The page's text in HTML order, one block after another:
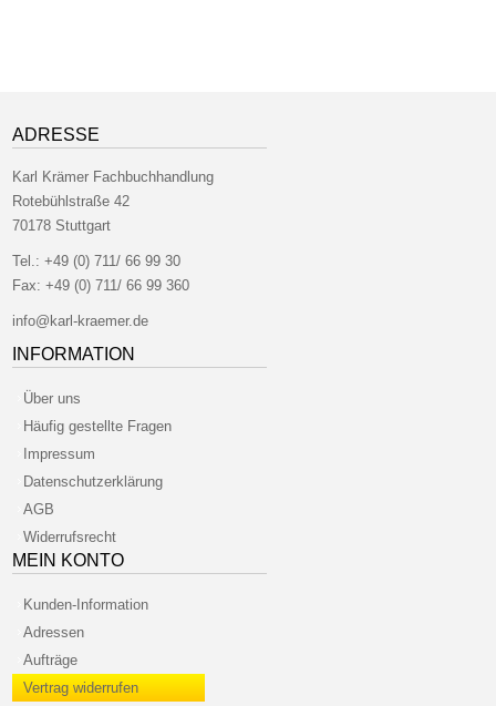
ADRESSE
Karl Krämer Fachbuchhandlung
Rotebühlstraße 42
70178 Stuttgart
Tel.:+49 (0) 711/ 66 99 30
Fax: +49 (0) 711/ 66 99 360
info@karl-kraemer.de
INFORMATION
Über uns
Häufig gestellte Fragen
Impressum
Datenschutzerklärung
AGB
Widerrufsrecht
MEIN KONTO
Kunden-Information
Adressen
Aufträge
Vertrag widerrufen